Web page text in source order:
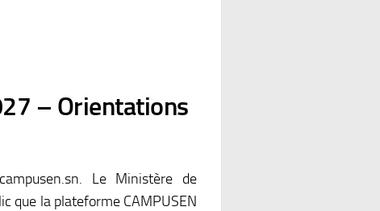
– Orientations
Le Ministère de
que la plateforme CAMPUSEN